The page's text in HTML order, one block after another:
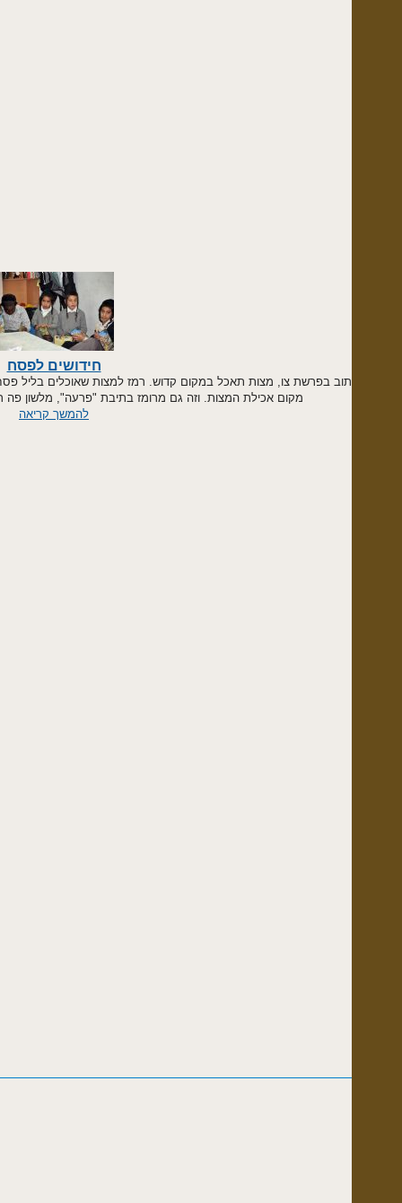
חידושים לפסח
בפרשת צו, מצות תאכל במקום קדוש. רמז למצות שאוכלים בליל פסח, שיהיה
מקום אכילת המצות. וזה גם מרומז בתיבת "פרעה", מלשון פה רע,
להמשך קריאה